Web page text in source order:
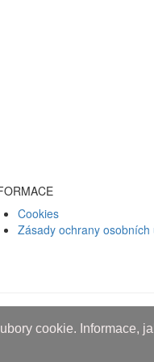
cookie. Informace,
Cookies
Zásady ochrany osobních